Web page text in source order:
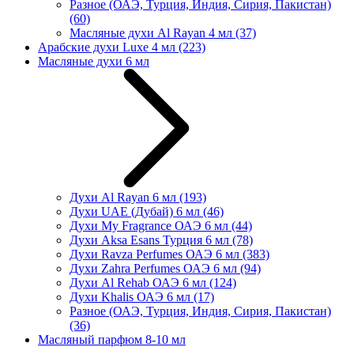
Разное (ОАЭ, Турция, Индия, Сирия, Пакистан)
(60)
Масляные духи Al Rayan 4 мл (37)
Арабские духи Luxe 4 мл (223)
Масляные духи 6 мл
Духи Al Rayan 6 мл (193)
Духи UAE (Дубай) 6 мл (46)
Духи My Fragrance ОАЭ 6 мл (44)
Духи Aksa Esans Турция 6 мл (78)
Духи Ravza Perfumes ОАЭ 6 мл (383)
Духи Zahra Perfumes ОАЭ 6 мл (94)
Духи Al Rehab ОАЭ 6 мл (124)
Духи Khalis ОАЭ 6 мл (17)
Разное (ОАЭ, Турция, Индия, Сирия, Пакистан)
(36)
Масляный парфюм 8-10 мл